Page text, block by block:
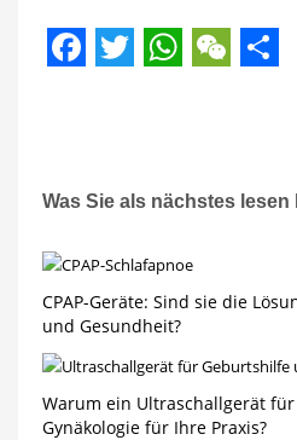
Was Sie als nächstes lesen
CPAP-Geräte: Sind sie die
und Gesundheit?
Warum ein Ultraschallgerät
Gynäkologie für Ihre Praxis?